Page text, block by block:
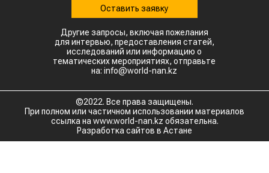
Оставить заявку
Другие запросы, включая пожелания
для интервью, предоставления статей,
исследований или информацию о
тематических мероприятиях, отправьте
на: info@world-nan.kz
©2022. Все права защищены.
При полном или частичном использовании материалов
ссылка на www.world-nan.kz обязательна.
Разработка сайтов в Астане